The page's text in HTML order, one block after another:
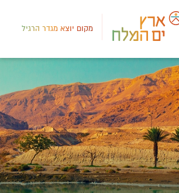
מקום יוצא מגדר הרגיל